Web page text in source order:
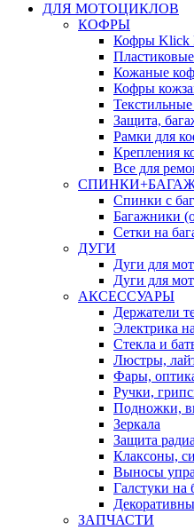
ДЛЯ МОТОЦИКЛОВ
КОФРЫ
Кофры Klick
Кожаные
Кофры
Защита,
Рамки для
Крепления
Все для
Спинки с
Багажники
Сетки на
ДУГИ
Дуги для
Дуги для
АКСЕССУАРЫ
Держатели
Электрика
Стекла и
Люстры,
Фары,
Ручки,
Подножки,
Зеркала
Защита
Клаксоны,
Выносы
Галстуки на
ЗАПЧАСТИ